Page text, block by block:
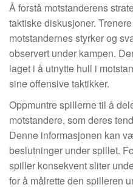
Å forstå motstanderens
taktiske diskusjoner.
motstandernes styrker og
observert under kampen.
laget i å utnytte hull i
sine offensive taktikker.
Oppmuntre spillerne til å
motstandere, som deres
Denne informasjonen kan
beslutninger under spillet.
spiller konsekvent sliter
for å målrette den spilleren